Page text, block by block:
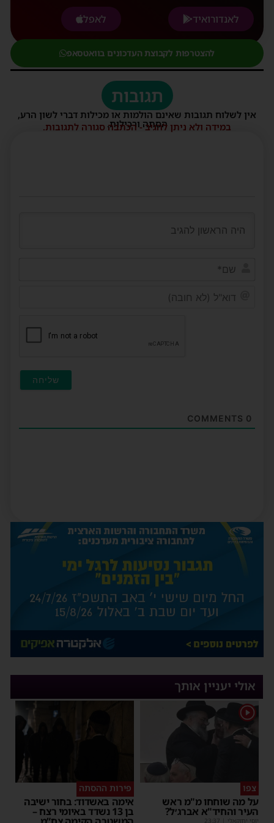
לאנדורואיד
לאפל
להצטרפות לקבוצת העדכונים בוואטסאפ
תגובות
אין לשלוח תגובות שאינם הולמות או מכילות דברי לשון הרע,
הסתה ורכילות.
במידה ולא ניתן להגיב - הכתבה סגורה לתגובות.
0
אולי יעניין אותך
1
צפו
על מה שוחחו מ"מ ראש
העיר והחיד"א אברג׳ל?
יוסי יחזקאלי 23:37
פירות ההסתה
אימה באשדוד: בחור ישיבה
בן 13 נשדד באיומי רצח –